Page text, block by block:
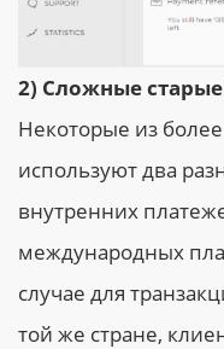
2) Сложные
Некоторые из
используют два
внутренних
международных
случае для
той же стране,